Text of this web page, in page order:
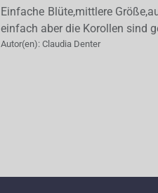
Einfache Blüte,mittlere
einfach aber die Korollen sind
Autor(en): Claudia Denter